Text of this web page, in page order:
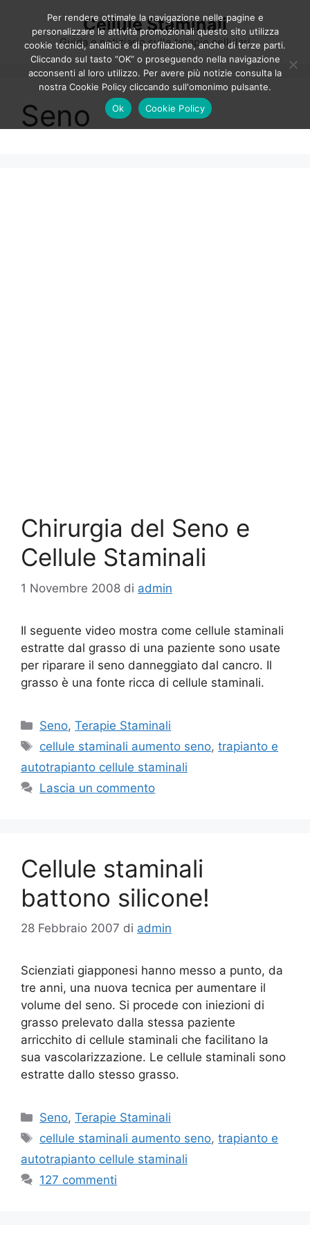
contenuto
Cellule Staminali
Guida e notiziario sulle terapie cellulari
Seno
Chirurgia del Seno e
Cellule Staminali
1 Novembre 2008 di admin
Il seguente video mostra come cellule staminali
estratte dal grasso di una paziente sono usate
per riparare il seno danneggiato dal cancro. Il
grasso è una fonte ricca di cellule staminali.
Categorie
Seno,Terapie Staminali
Tag
cellule staminali aumento seno,trapianto e
autotrapianto cellule staminali
Lascia un commento
Cellule staminali
battono silicone!
28 Febbraio 2007 di admin
Scienziati giapponesi hanno messo a punto, da
tre anni, una nuova tecnica per aumentare il
volume del seno. Si procede con iniezioni di
grasso prelevato dalla stessa paziente
arricchito di cellule staminali che facilitano la
sua vascolarizzazione. Le cellule staminali sono
estratte dallo stesso grasso.
Categorie
Seno,Terapie Staminali
Tag
cellule staminali aumento seno,trapianto e
autotrapianto cellule staminali
127 commenti
Per rendere ottimale la navigazione nelle pagine e
personalizzare le attività promozionali questo sito utilizza
cookie tecnici, analitici e di profilazione, anche di terze parti.
Cliccando sul tasto “OK” o proseguendo nella navigazione
acconsenti al loro utilizzo. Per avere più notizie consulta la
nostra Cookie Policy cliccando sull'omonimo pulsante.
Ok
Cookie Policy